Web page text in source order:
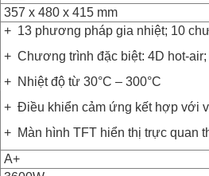
357 x 480 x 415 mm
+ 13 phương pháp gia nhiệt; 10
+ Chương trình đặc biệt: 4D hot-
+ Nhiệt độ từ 30°C – 300°C
+ Điều khiển cảm ứng kết hợp với
+ Màn hình TFT hiển thị trực quan
A+